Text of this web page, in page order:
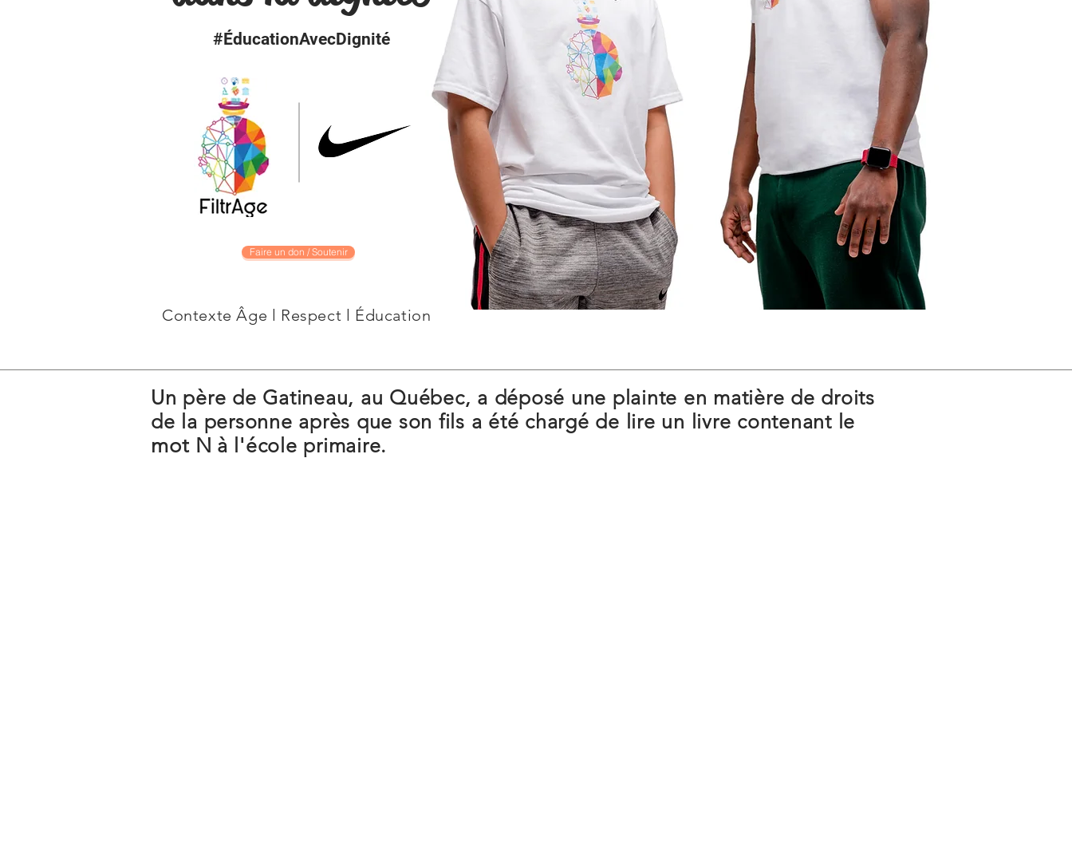
Faire un don / Soutenir
#ÉducationAvecDignité
Contexte Âge l Respect l Éducation
Un père de Gatineau, au Québec, a déposé une plainte en matière de droits
de la personne après que son fils a été chargé de lire un livre contenant le
mot N à l'école primaire.